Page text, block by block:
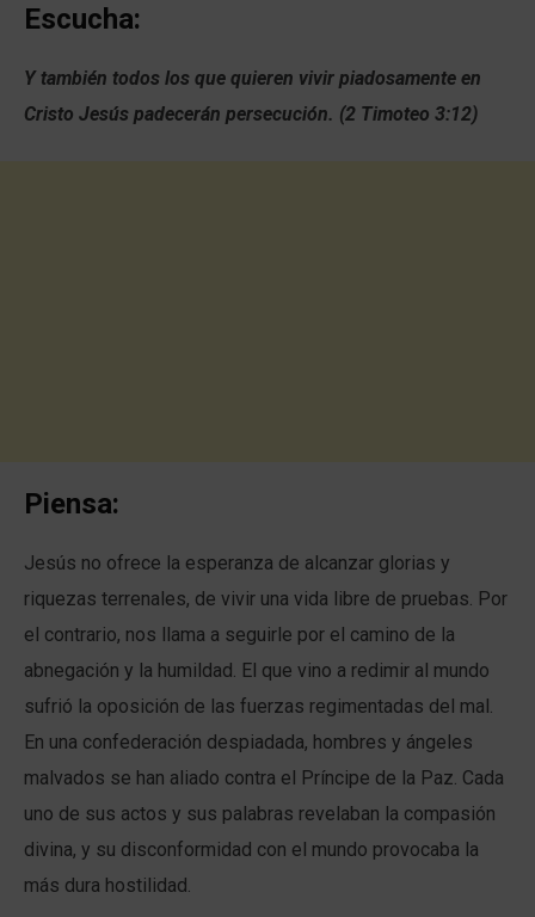
Escucha:
Y también todos los que quieren vivir piadosamente en
Cristo Jesús padecerán persecución. (2 Timoteo 3:12)
Piensa:
Jesús no ofrece la esperanza de alcanzar glorias y
riquezas terrenales, de vivir una vida libre de pruebas. Por
el contrario, nos llama a seguirle por el camino de la
abnegación y la humildad. El que vino a redimir al mundo
sufrió la oposición de las fuerzas regimentadas del mal.
En una confederación despiadada, hombres y ángeles
malvados se han aliado contra el Príncipe de la Paz. Cada
uno de sus actos y sus palabras revelaban la compasión
divina, y su disconformidad con el mundo provocaba la
más dura hostilidad.